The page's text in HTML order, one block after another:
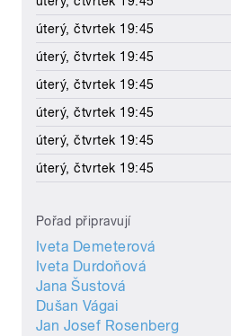
úterý, čtvrtek 19:45
úterý, čtvrtek 19:45
úterý, čtvrtek 19:45
úterý, čtvrtek 19:45
úterý, čtvrtek 19:45
úterý, čtvrtek 19:45
Pořad připravují
Iveta Demeterová
Iveta Durdoňová
Jana Šustová
Dušan Vágai
Jan Josef Rosenberg